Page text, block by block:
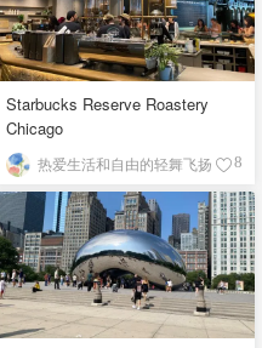
Starbucks Reserve Roastery
Chicago
热爱生活和自由的轻舞飞扬 8